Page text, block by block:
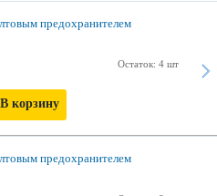
предохранителем
Остаток: 4 шт
В корзину
предохранителем